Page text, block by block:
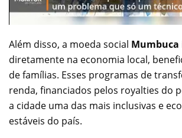
Além disso, a moeda social Mumbuca
diretamente na economia local,
de famílias. Esses programas de
renda, financiados pelos royalties do
a cidade uma das mais inclusivas e
estáveis do país.